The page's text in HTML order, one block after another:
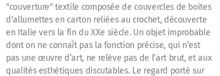
"couverture" textile composée de couvercles de boites
d'allumettes en carton reliées au crochet, découverte
en Italie vers la fin du XXe siècle. Un objet improbable
dont on ne connaît pas la fonction précise, qui n’est
pas une œuvre d’art, ne relève pas de l’art brut, et aux
qualités esthétiques discutables. Le regard porté sur